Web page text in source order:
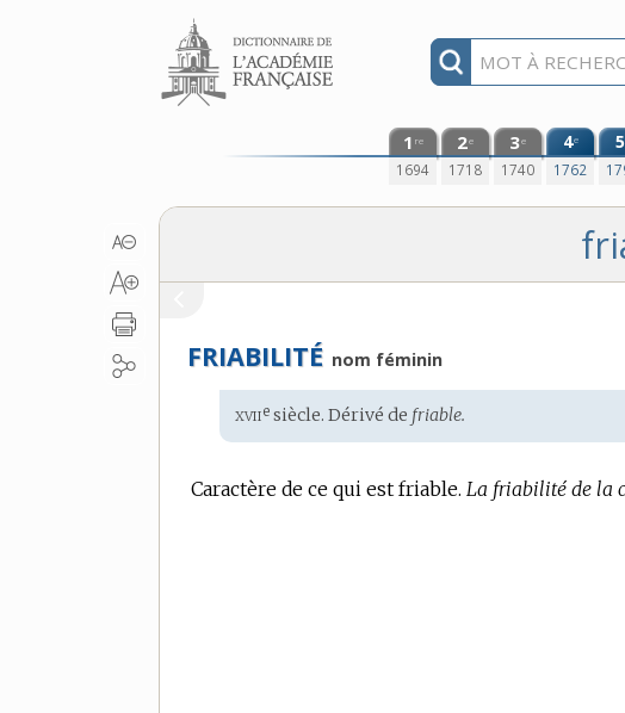
Aller au contenu
1 re
1694
2e
1718
3e
1740
4e
1762
5
FRIABILITÉ nom féminin
Étymologie
:
xviie siècle. Dérivé de friable.
Caractère de ce qui est friable. La friabilité de la